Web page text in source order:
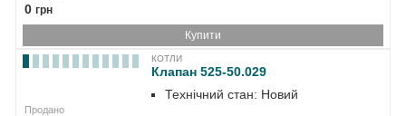
0 грн
Купити
КОТЛИ
Клапан 525-50.029
Технічний стан: Новий
Продано